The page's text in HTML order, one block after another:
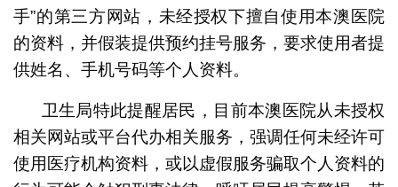
手”的第三方网站，未经授权下擅自使用本澳医院
的资料，并假装提供预约挂号服务，要求使用者提
供姓名、手机号码等个人资料。
卫生局特此提醒居民，目前本澳医院从未授权
相关网站或平台代办相关服务，强调任何未经许可
使用医疗机构资料，或以虚假服务骗取个人资料的